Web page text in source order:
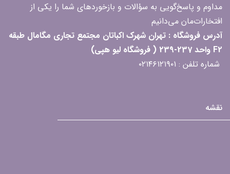
مداوم و پاسخ‌گویی به سؤالات و بازخوردهای شما را یکی از
افتخارات‌مان می‌دانیم
آدرس فروشگاه : تهران شهرک اکباتان مجتمع تجاری مگامال طبقه
F2 واحد 237-239 ( فروشگاه لیو هپی)
شماره تلفن : ۰۲۱۴۶۱۲۱۹۰۱
نقشه